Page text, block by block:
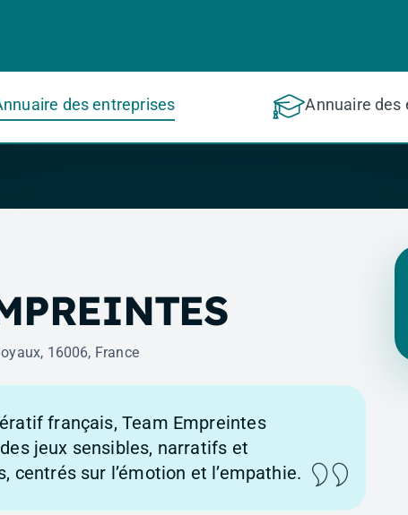
des entreprises Annuaire des
16006, France
français, Team Empreintes
jeux sensibles, narratifs et
centrés sur l’émotion et l’empathie.